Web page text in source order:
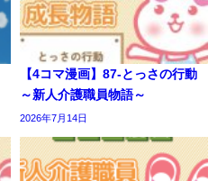
【4コマ漫画】87-とっさの行動
～新人介護職員物語～
2026年7月14日